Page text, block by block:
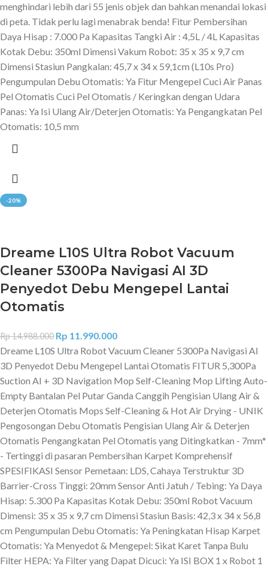
menghindari lebih dari 55 jenis objek dan bahkan menandai lokasi
di peta. Tidak perlu lagi menabrak benda! Fitur Pembersihan
Daya Hisap : 7.000 Pa Kapasitas Tangki Air : 4,5L / 4L Kapasitas
Kotak Debu: 350ml Dimensi Vakum Robot: 35 x 35 x 9,7 cm
Dimensi Stasiun Pangkalan: 45,7 x 34 x 59,1cm (L10s Pro)
Pengumpulan Debu Otomatis: Ya Fitur Mengepel Cuci Air Panas
Pel Otomatis Cuci Pel Otomatis / Keringkan dengan Udara
Panas: Ya Isi Ulang Air/Deterjen Otomatis: Ya Pengangkatan Pel
Otomatis: 10,5 mm
-20%
Dreame L10S Ultra Robot Vacuum
Cleaner 5300Pa Navigasi AI 3D
Penyedot Debu Mengepel Lantai
Otomatis
Rp14.988.000 Rp 11.990.000
Dreame L10S Ultra Robot Vacuum Cleaner 5300Pa Navigasi AI
3D Penyedot Debu Mengepel Lantai Otomatis FITUR 5,300Pa
Suction AI + 3D Navigation Mop Self-Cleaning Mop Lifting Auto-
Empty Bantalan Pel Putar Ganda Canggih Pengisian Ulang Air &
Deterjen Otomatis Mops Self-Cleaning & Hot Air Drying - UNIK
Pengosongan Debu Otomatis Pengisian Ulang Air & Deterjen
Otomatis Pengangkatan Pel Otomatis yang Ditingkatkan - 7mm*
- Tertinggi di pasaran Pembersihan Karpet Komprehensif
SPESIFIKASI Sensor Pemetaan: LDS, Cahaya Terstruktur 3D
Barrier-Cross Tinggi: 20mm Sensor Anti Jatuh / Tebing: Ya Daya
Hisap: 5.300 Pa Kapasitas Kotak Debu: 350ml Robot Vacuum
Dimensi: 35 x 35 x 9,7 cm Dimensi Stasiun Basis: 42,3 x 34 x 56,8
cm Pengumpulan Debu Otomatis: Ya Peningkatan Hisap Karpet
Otomatis: Ya Menyedot & Mengepel: Sikat Karet Tanpa Bulu
Filter HEPA: Ya Filter yang Dapat Dicuci: Ya ISI BOX 1 x Robot 1